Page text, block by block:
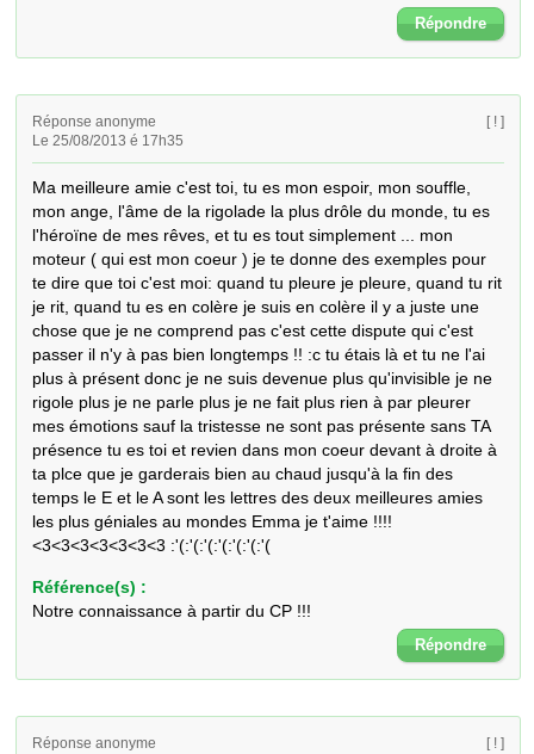
Répondre
Réponse anonyme
Le 25/08/2013 é 17h35
[ ! ]
Ma meilleure amie c'est toi, tu es mon espoir, mon souffle,
mon ange, l'âme de la rigolade la plus drôle du monde, tu es
l'héroïne de mes rêves, et tu es tout simplement ... mon
moteur ( qui est mon coeur ) je te donne des exemples pour
te dire que toi c'est moi: quand tu pleure je pleure, quand tu rit
je rit, quand tu es en colère je suis en colère il y a juste une
chose que je ne comprend pas c'est cette dispute qui c'est
passer il n'y à pas bien longtemps !! :c tu étais là et tu ne l'ai
plus à présent donc je ne suis devenue plus qu'invisible je ne
rigole plus je ne parle plus je ne fait plus rien à par pleurer
mes émotions sauf la tristesse ne sont pas présente sans TA
présence tu es toi et revien dans mon coeur devant à droite à
ta plce que je garderais bien au chaud jusqu'à la fin des
temps le E et le A sont les lettres des deux meilleures amies
les plus géniales au mondes Emma je t'aime !!!!
<3<3<3<3<3<3<3 :'(:'(:'(:'(:'(:'(:'(
Référence(s) :
Notre connaissance à partir du CP !!!
Répondre
Réponse anonyme
[ ! ]